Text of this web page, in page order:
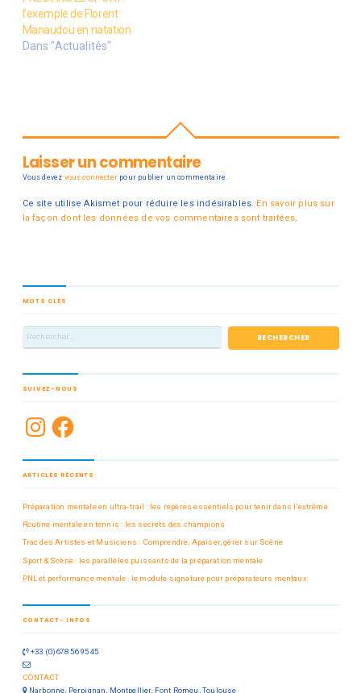
l’exemple de Florent
Manaudou en natation
Dans "Actualités"
Laisser un commentaire
Vous devez vous connecterpour publier un commentaire.
Ce site utilise Akismet pour réduire les indésirables. En savoir plus sur
la façon dont les données de vos commentaires sont traitées.
MOTS CLÉS
SUIVEZ-NOUS
ARTICLES RÉCENTS
Préparation mentale en ultra-trail : les repères essentiels pour tenir dans l’extrême
Routine mentale en tennis : les secrets des champions
Trac des Artistes et Musiciens : Comprendre, Apaiser, gérer sur Scène
Sport & Scène : les parallèles puissants de la préparation mentale
PNL et performance mentale : le module signature pour préparateurs mentaux
CONTACT- INFOS
+33 (0)678 56 95 45
CONTACT
Narbonne, Perpignan, Montpellier, Font Romeu, Toulouse